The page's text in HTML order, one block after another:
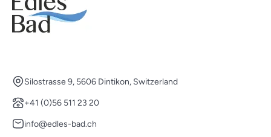
Silostrasse 9, 5606 Dintikon, Switzerland
+41 (0)56 511 23 20
info@edles-bad.ch